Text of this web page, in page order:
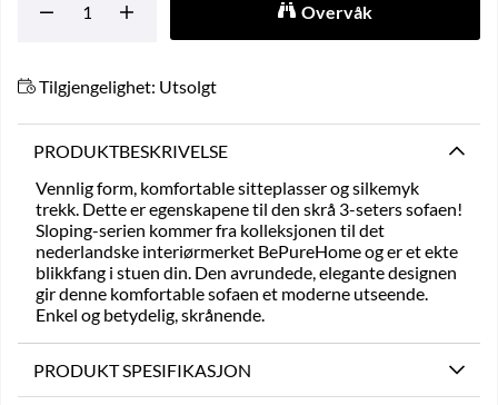
Overvåk
Tilgjengelighet: Utsolgt
PRODUKTBESKRIVELSE
Vennlig form, komfortable sitteplasser og silkemyk
trekk. Dette er egenskapene til den skrå 3-seters sofaen!
Sloping-serien kommer fra kolleksjonen til det
nederlandske interiørmerket BePureHome og er et ekte
blikkfang i stuen din. Den avrundede, elegante designen
gir denne komfortable sofaen et moderne utseende.
Enkel og betydelig, skrånende.
PRODUKT SPESIFIKASJON